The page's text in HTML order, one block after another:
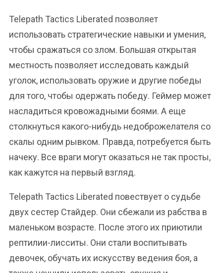
Telepath Tactics Liberated позволяет
использовать стратегические навыки и умения,
чтобы сражаться со злом. Большая открытая
местность позволяет исследовать каждый
уголок, использовать оружие и другие победы
для того, чтобы одержать победу. Геймер может
насладиться кровожадными боями. А еще
столкнуться какого-нибудь недоброжелателя со
скалы одним рывком. Правда, потребуется быть
начеку. Все враги могут оказаться не так просты,
как кажутся на первый взгляд.
Telepath Tactics Liberated повествует о судьбе
двух сестер Стайдер. Они сбежали из рабства в
маленьком возрасте. После этого их приютили
рептилии-лисситы. Они стали воспитывать
девочек, обучать их искусству ведения боя, а